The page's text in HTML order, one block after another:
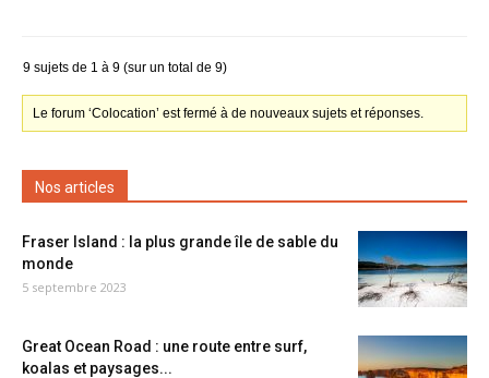
9 sujets de 1 à 9 (sur un total de 9)
Le forum ‘Colocation’ est fermé à de nouveaux sujets et réponses.
Nos articles
Fraser Island : la plus grande île de sable du
monde
5 septembre 2023
Great Ocean Road : une route entre surf,
koalas et paysages...